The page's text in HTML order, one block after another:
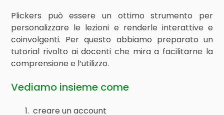
Plickers può essere un ottimo strumento per
personalizzare le lezioni e renderle interattive e
coinvolgenti. Per questo abbiamo preparato un
tutorial rivolto ai docenti che mira a facilitarne la
comprensione e l’utilizzo.
Vediamo insieme come
creare un account